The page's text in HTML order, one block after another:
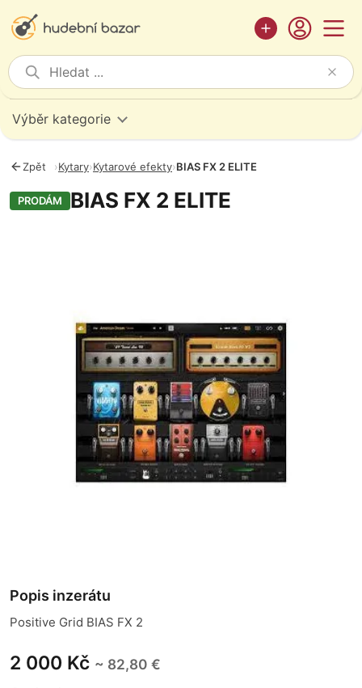
Výběr kategorie
Zpět ›Kytary›Kytarové efekty›BIAS FX 2 ELITE
PRODÁM BIAS FX 2 ELITE
2 000 Kč ~ 82,80 €
Popis inzerátu
Positive Grid BIAS FX 2